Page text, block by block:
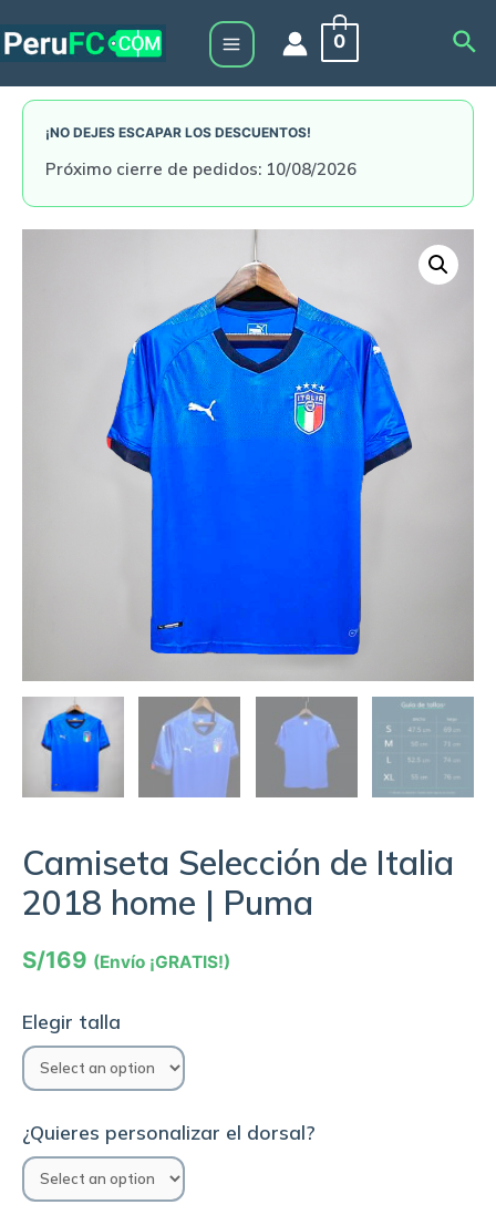
to
Main
Menu
0
¡NO DEJES ESCAPAR LOS DESCUENTOS!
Próximo cierre de pedidos: 10/08/2026
Camiseta Selección de Italia
2018 home | Puma
S/169 (Envío ¡GRATIS!)
Elegir talla
¿Quieres personalizar el dorsal?